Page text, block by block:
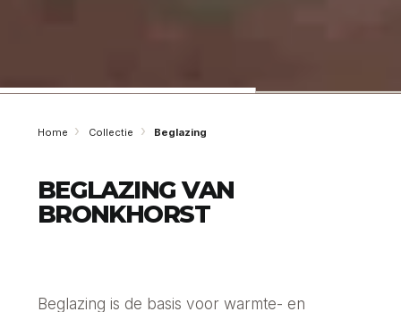
Home Collectie Beglazing
BEGLAZING VAN
BRONKHORST
Beglazing is de basis voor warmte- en